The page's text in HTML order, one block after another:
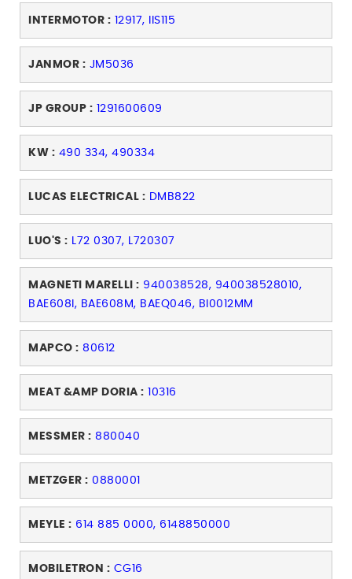
INTERMOTOR : 12917, IIS115
JANMOR : JM5036
JP GROUP : 1291600609
KW : 490 334, 490334
LUCAS ELECTRICAL : DMB822
LUO'S : L72 0307, L720307
MAGNETI MARELLI : 940038528, 940038528010,
BAE608I, BAE608M, BAEQ046, BI0012MM
MAPCO : 80612
MEAT &AMP DORIA : 10316
MESSMER : 880040
METZGER : 0880001
MEYLE : 614 885 0000, 6148850000
MOBILETRON : CG16